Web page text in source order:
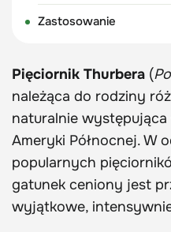
Zastosowanie
Pięciornik Thurbera (
należąca do rodziny
naturalnie
Ameryki Północnej. W
popularnych
gatunek ceniony jest
wyjątkowe,